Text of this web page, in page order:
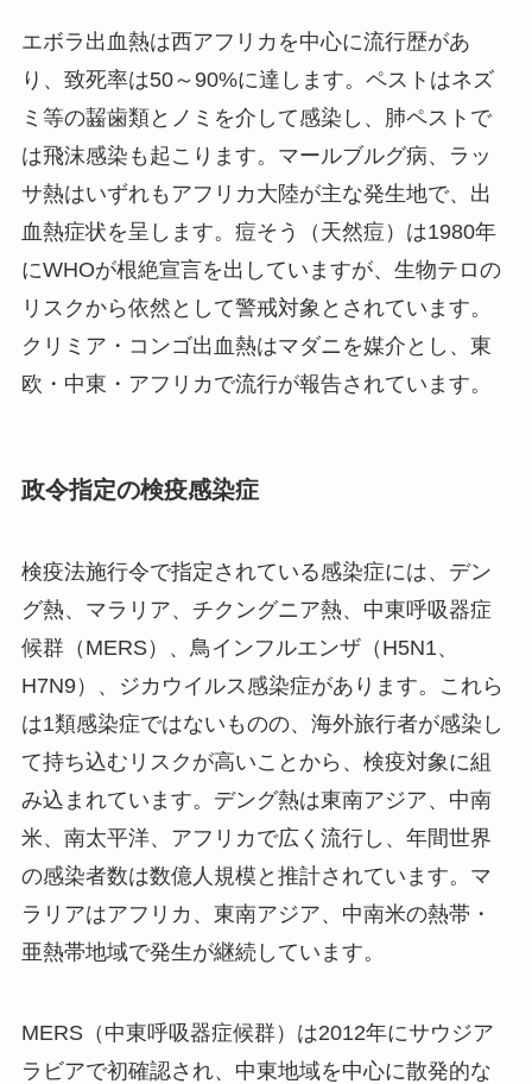
エボラ出血熱は西アフリカを中心に流行歴があ
り、致死率は50～90%に達します。ペストはネズ
ミ等の齧歯類とノミを介して感染し、肺ペストで
は飛沫感染も起こります。マールブルグ病、ラッ
サ熱はいずれもアフリカ大陸が主な発生地で、出
血熱症状を呈します。痘そう（天然痘）は1980年
にWHOが根絶宣言を出していますが、生物テロの
リスクから依然として警戒対象とされています。
クリミア・コンゴ出血熱はマダニを媒介とし、東
欧・中東・アフリカで流行が報告されています。
政令指定の検疫感染症
検疫法施行令で指定されている感染症には、デン
グ熱、マラリア、チクングニア熱、中東呼吸器症
候群（MERS）、鳥インフルエンザ（H5N1、
H7N9）、ジカウイルス感染症があります。これら
は1類感染症ではないものの、海外旅行者が感染し
て持ち込むリスクが高いことから、検疫対象に組
み込まれています。デング熱は東南アジア、中南
米、南太平洋、アフリカで広く流行し、年間世界
の感染者数は数億人規模と推計されています。マ
ラリアはアフリカ、東南アジア、中南米の熱帯・
亜熱帯地域で発生が継続しています。
MERS（中東呼吸器症候群）は2012年にサウジア
ラビアで初確認され、中東地域を中心に散発的な